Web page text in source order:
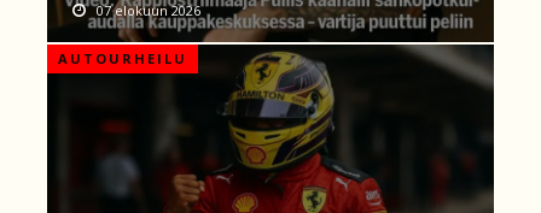
07 elokuun 2026
AUTOURHEILU